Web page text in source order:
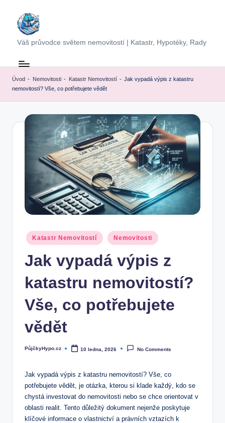
contentVáš průvodce světem nemovitostí | Katastr, Hypotéky, Rady
Úvod - Nemovitosti - Katastr Nemovitostí - Jak vypadá výpis z katastru
nemovitostí? Vše, co potřebujete vědět
PostedKatastr Nemovitostí Nemovitosti
Jak vypadá výpis z
katastru nemovitostí?
Vše, co potřebujete
vědět
Posted
PůjčkyHypo.cz 10 ledna, 2026 No Comments
Jak ‌vypadá výpis z katastru nemovitostí? Vše,‍ co
potřebujete vědět, je⁤ otázka, kterou si klade každý, kdo se
chystá investovat ⁣do nemovitosti nebo ⁣se ​chce orientovat v
oblasti realit. Tento důležitý dokument nejenže⁤ poskytuje
klíčové informace o vlastnictví a právních vztazích k